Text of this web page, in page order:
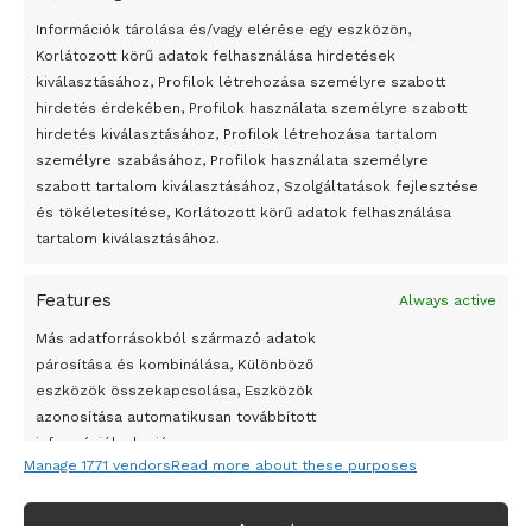
Információk tárolása és/vagy elérése egy eszközön,
Korlátozott körű adatok felhasználása hirdetések
kiválasztásához, Profilok létrehozása személyre szabott
hirdetés érdekében, Profilok használata személyre szabott
hirdetés kiválasztásához, Profilok létrehozása tartalom
személyre szabásához, Profilok használata személyre
szabott tartalom kiválasztásához, Szolgáltatások fejlesztése
és tökéletesítése, Korlátozott körű adatok felhasználása
tartalom kiválasztásához.
Features Always active
Más adatforrásokból származó adatok
párosítása és kombinálása, Különböző
eszközök összekapcsolása, Eszközök
azonosítása automatikusan továbbított
információk alapján.
Pontos földrajzi helymeghatározási adatok
Manage 1771 vendorsRead more about these purposes
Megveszi az osztrák Wienerberger az amerikai Meridian
Bricket
A Startup Campus egyetemi programjainak legjobbjai az
okosváros és zöld energetikai ötletek lettek
A Ringo Starr új albummal jelentkezik
A Vajdasági Magyar Szövetség államtitkárait kinevezték
világkupa